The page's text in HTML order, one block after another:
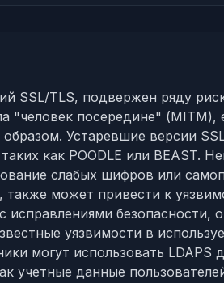
SSL/TLS, подвержен ряду
"человек посередине" (MITM),
Устаревшие версии
как POODLE или BEAST.
слабых шифров или
может привести к
исправлениями безопасности,
уязвимости в
могут использовать LDAPS
учетные данные